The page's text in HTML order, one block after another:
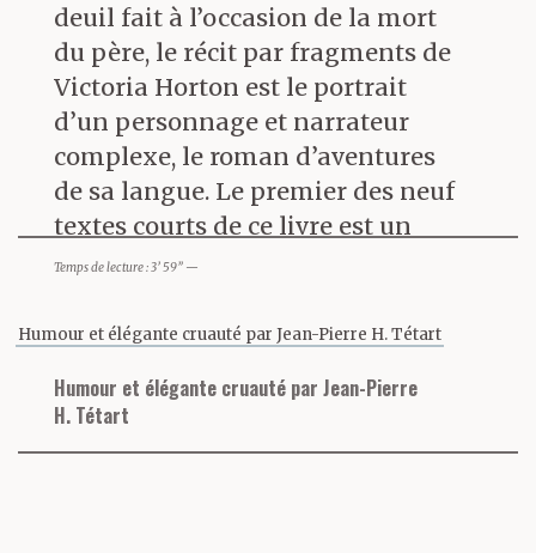
deuil fait à l’occasion de la mort
du père, le récit par fragments de
Victoria Horton est le portrait
d’un personnage et narrateur
complexe, le roman d’aventures
de sa langue. Le premier des neuf
textes courts de ce livre est un
leurre. Une fausse piste. Le corps
l’origine du texte, mais rien de
manipulation symbolique
affable, destinée au lecteur avide
Temps de lecture : 3’ 59” —
Humour et élégante cruauté par Jean-Pierre H. Tétart
Humour et élégante cruauté par Jean-Pierre
H. Tétart